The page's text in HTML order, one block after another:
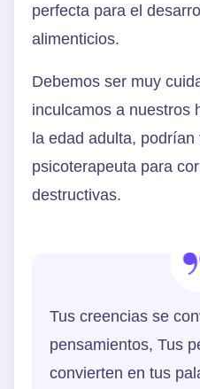
perfecta para el
alimenticios.
Debemos ser muy
inculcamos a nuestros
la edad adulta,
psicoterapeuta para
destructivas.
Tus creencias se
pensamientos, Tus
convierten en tus